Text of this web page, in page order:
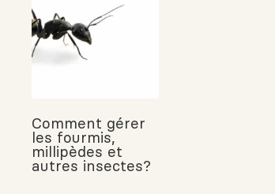
Comment gérer
les fourmis,
millipèdes et
autres insectes?